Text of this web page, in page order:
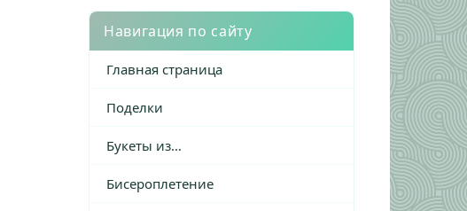
Навигация по сайту
Главная страница
Поделки
Букеты из…
Бисероплетение